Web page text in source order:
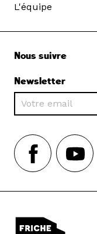
L'équipe
Nous suivre
Newsletter